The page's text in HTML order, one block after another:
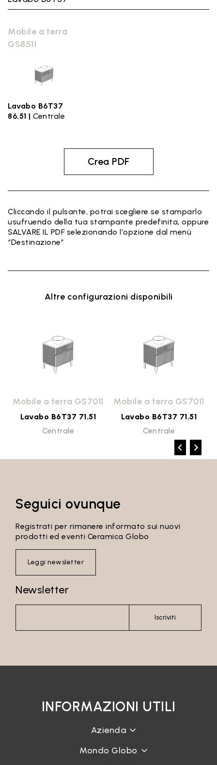
Mobile a terra
GS8511
Lavabo B6T37
86.51 | Centrale
Crea PDF
Cliccando il pulsante, potrai scegliere se stamparlo
usufruendo della tua stampante predefinita, oppure
SALVARE IL PDF selezionando l'opzione dal menù
“Destinazione”
Altre configurazioni disponibili
Mobile a terra GS7011
Lavabo B6T37 71.51
Centrale
Mobile a terra GS7011
Lavabo B6T37 71.51
Centrale
Seguici ovunque
Registrati per rimanere informato sui nuovi
prodotti ed eventi Ceramica Globo
Leggi newsletter
Newsletter
Iscriviti
INFORMAZIONI UTILI
Azienda
Mondo Globo